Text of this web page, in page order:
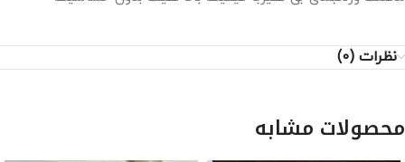
نظرات (0)
محصولات مشابه